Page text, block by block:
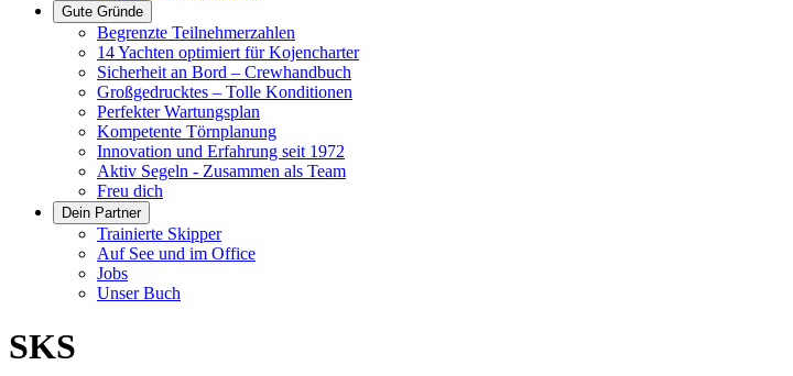
Gute Gründe
Begrenzte Teilnehmerzahlen
14 Yachten optimiert für Kojencharter
Sicherheit an Bord – Crewhandbuch
Großgedrucktes – Tolle Konditionen
Perfekter Wartungsplan
Kompetente Törnplanung
Innovation und Erfahrung seit 1972
Aktiv Segeln - Zusammen als Team
Freu dich
Dein Partner
Trainierte Skipper
Auf See und im Office
Jobs
Unser Buch
SKS